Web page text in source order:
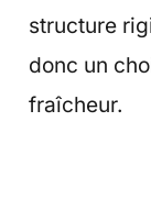
structure
donc un
fraîcheur.